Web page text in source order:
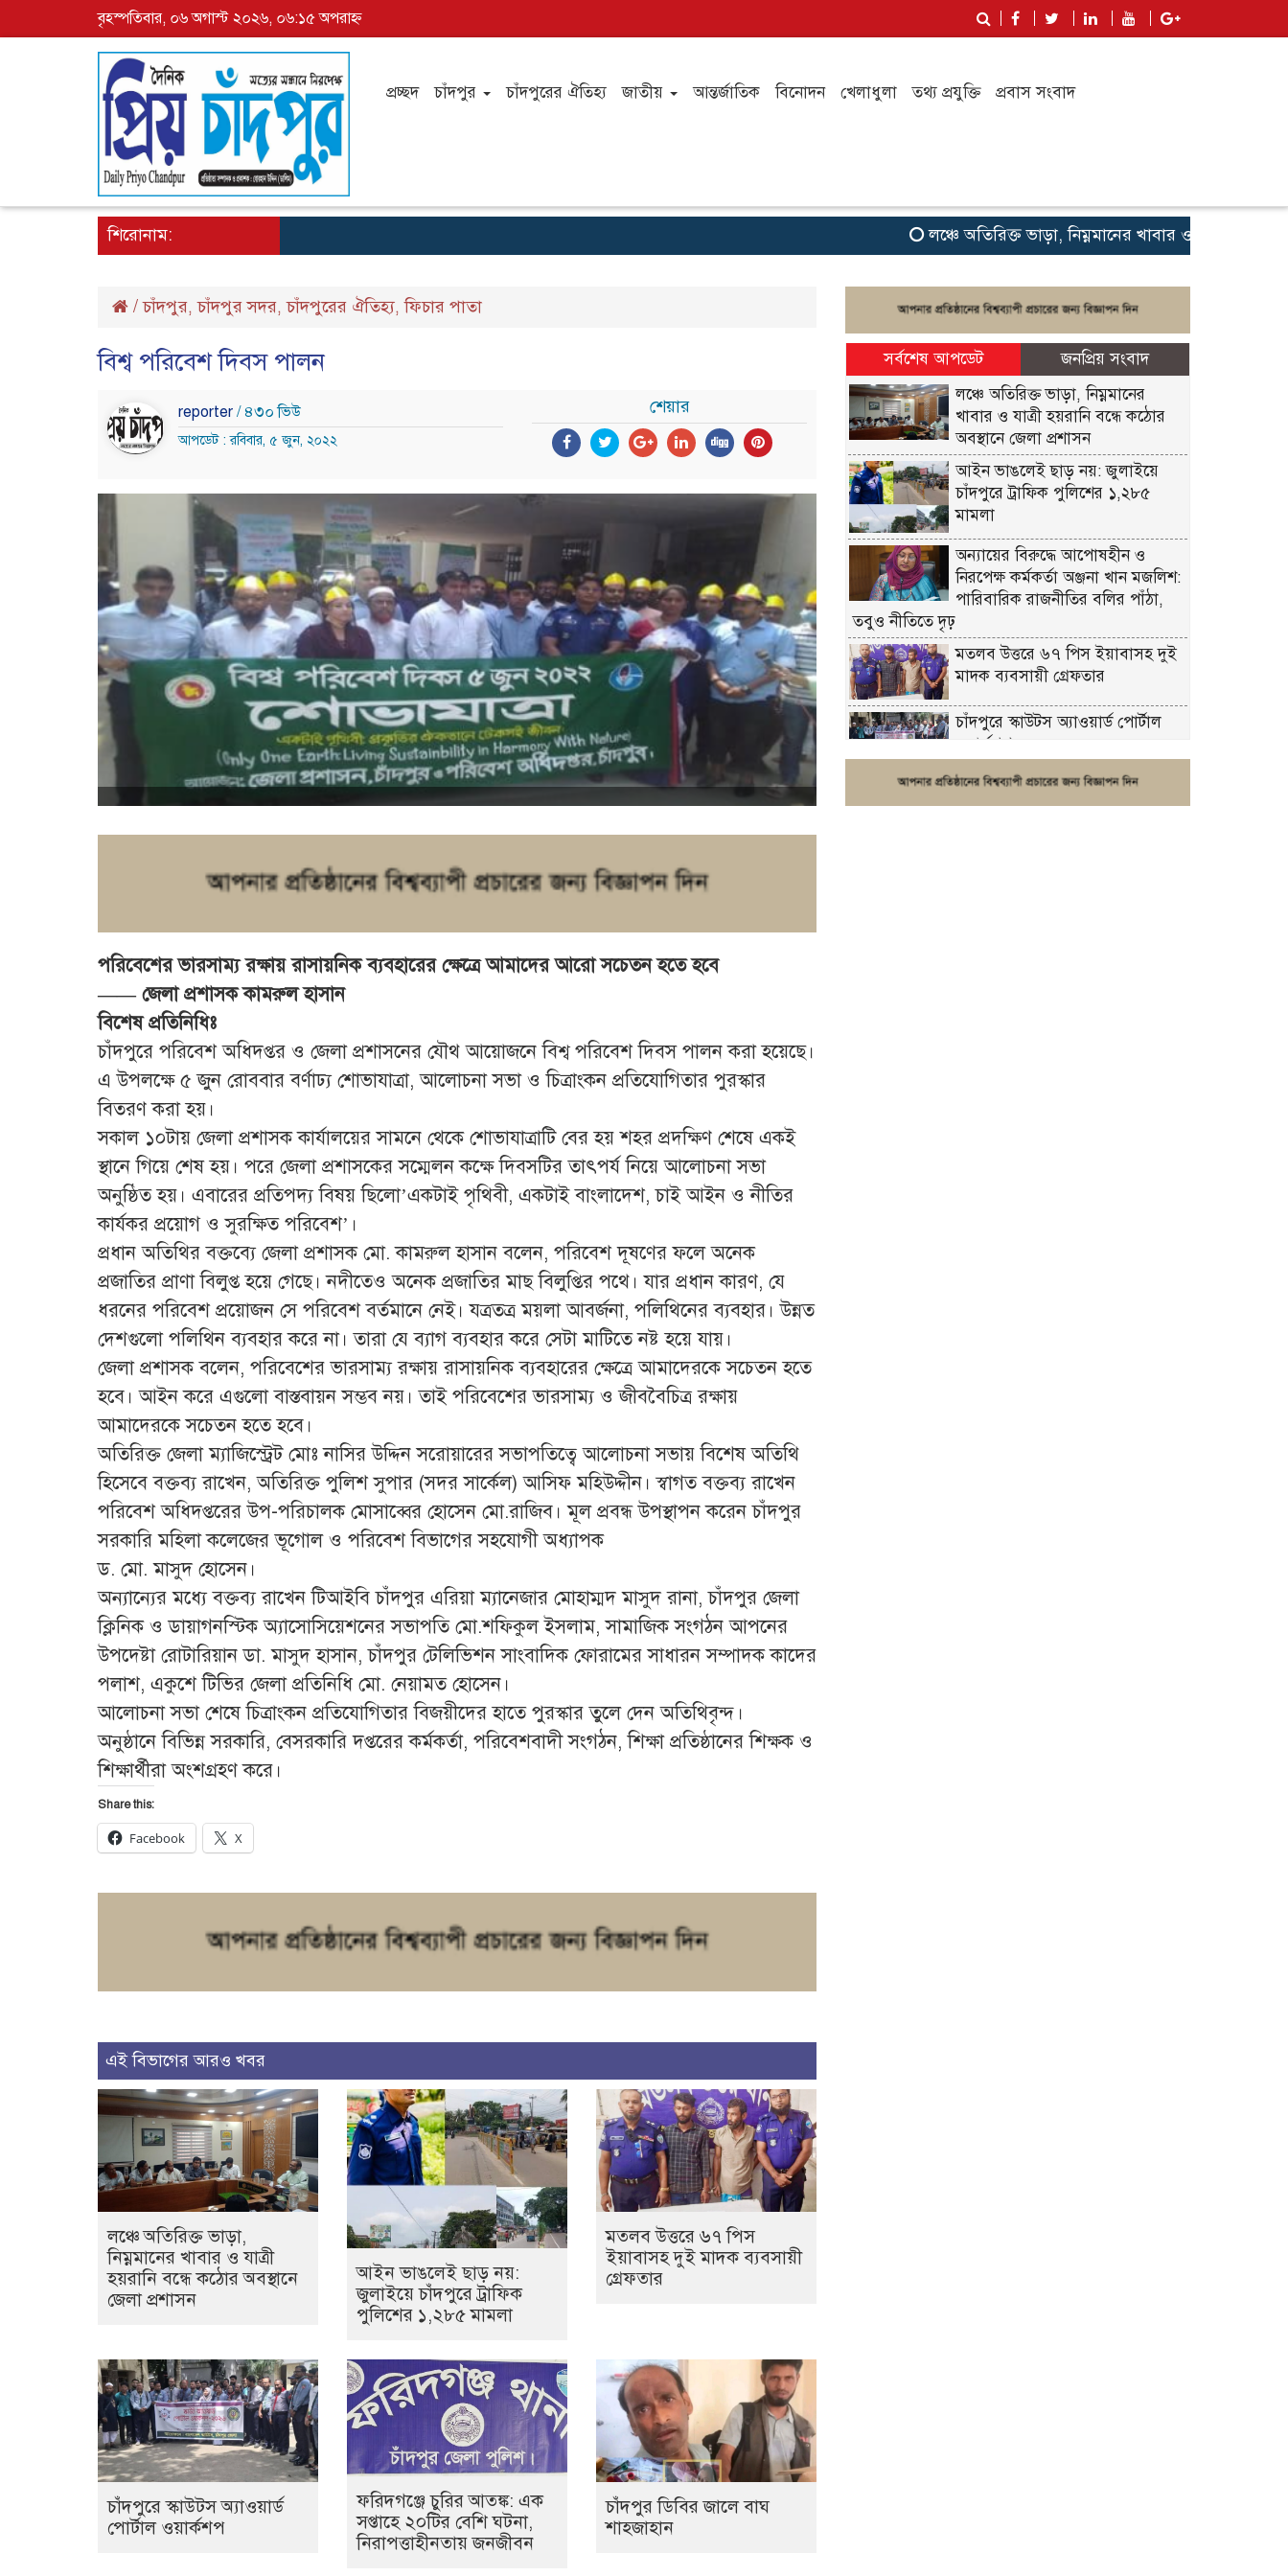
বৃহস্পতিবার, ০৬ অগাস্ট ২০২৬, ০৬:১৫ অপরাহ্ন
প্রচ্ছদ চাঁদপুর চাঁদপুরের ঐতিহ্য জাতীয় আন্তর্জাতিক বিনোদন খেলাধুলা তথ্য প্রযুক্তি প্রবাস সংবাদ
শিরোনাম: লঞ্চে অতিরিক্ত ভাড়া, নিম্নমানের খাবার ও যাত্রী হয়রানি
/চাঁদপুর,চাঁদপুর সদর,চাঁদপুরের ঐতিহ্য,ফিচার পাতা
বিশ্ব পরিবেশ দিবস পালন
reporter / ৪৩০ ভিউ
আপডেট : রবিবার, ৫ জুন, ২০২২
শেয়ার
পরিবেশের ভারসাম্য রক্ষায় রাসায়নিক ব্যবহারের ক্ষেত্রে আমাদের আরো সচেতন হতে হবে
—— জেলা প্রশাসক কামরুল হাসান
বিশেষ প্রতিনিধিঃ
চাঁদপুরে পরিবেশ অধিদপ্তর ও জেলা প্রশাসনের যৌথ আয়োজনে বিশ্ব পরিবেশ দিবস পালন করা হয়েছে।
এ উপলক্ষে ৫ জুন রোববার বর্ণাঢ্য শোভাযাত্রা, আলোচনা সভা ও চিত্রাংকন প্রতিযোগিতার পুরস্কার
বিতরণ করা হয়।
সকাল ১০টায় জেলা প্রশাসক কার্যালয়ের সামনে থেকে শোভাযাত্রাটি বের হয় শহর প্রদক্ষিণ শেষে একই
স্থানে গিয়ে শেষ হয়। পরে জেলা প্রশাসকের সম্মেলন কক্ষে দিবসটির তাৎপর্য নিয়ে আলোচনা সভা
অনুষ্ঠিত হয়। এবারের প্রতিপদ্য বিষয় ছিলো’একটাই পৃথিবী, একটাই বাংলাদেশ, চাই আইন ও নীতির
কার্যকর প্রয়োগ ও সুরক্ষিত পরিবেশ’।
প্রধান অতিথির বক্তব্যে জেলা প্রশাসক মো. কামরুল হাসান বলেন, পরিবেশ দূষণের ফলে অনেক
প্রজাতির প্রাণা বিলুপ্ত হয়ে গেছে। নদীতেও অনেক প্রজাতির মাছ বিলুপ্তির পথে। যার প্রধান কারণ, যে
ধরনের পরিবেশ প্রয়োজন সে পরিবেশ বর্তমানে নেই। যত্রতত্র ময়লা আবর্জনা, পলিথিনের ব্যবহার। উন্নত
দেশগুলো পলিথিন ব্যবহার করে না। তারা যে ব্যাগ ব্যবহার করে সেটা মাটিতে নষ্ট হয়ে যায়।
জেলা প্রশাসক বলেন, পরিবেশের ভারসাম্য রক্ষায় রাসায়নিক ব্যবহারের ক্ষেত্রে আমাদেরকে সচেতন হতে
হবে। আইন করে এগুলো বাস্তবায়ন সম্ভব নয়। তাই পরিবেশের ভারসাম্য ও জীববৈচিত্র রক্ষায়
আমাদেরকে সচেতন হতে হবে।
অতিরিক্ত জেলা ম্যাজিস্ট্রেট মোঃ নাসির উদ্দিন সরোয়ারের সভাপতিত্বে আলোচনা সভায় বিশেষ অতিথি
হিসেবে বক্তব্য রাখেন, অতিরিক্ত পুলিশ সুপার (সদর সার্কেল) আসিফ মহিউদ্দীন। স্বাগত বক্তব্য রাখেন
পরিবেশ অধিদপ্তরের উপ-পরিচালক মোসাব্বের হোসেন মো.রাজিব। মূল প্রবন্ধ উপস্থাপন করেন চাঁদপুর
সরকারি মহিলা কলেজের ভূগোল ও পরিবেশ বিভাগের সহযোগী অধ্যাপক
ড. মো. মাসুদ হোসেন।
অন্যান্যের মধ্যে বক্তব্য রাখেন টিআইবি চাঁদপুর এরিয়া ম্যানেজার মোহাম্মদ মাসুদ রানা, চাঁদপুর জেলা
ক্লিনিক ও ডায়াগনস্টিক অ্যাসোসিয়েশনের সভাপতি মো.শফিকুল ইসলাম, সামাজিক সংগঠন আপনের
উপদেষ্টা রোটারিয়ান ডা. মাসুদ হাসান, চাঁদপুর টেলিভিশন সাংবাদিক ফোরামের সাধারন সম্পাদক কাদের
পলাশ, একুশে টিভির জেলা প্রতিনিধি মো. নেয়ামত হোসেন।
আলোচনা সভা শেষে চিত্রাংকন প্রতিযোগিতার বিজয়ীদের হাতে পুরস্কার তুলে দেন অতিথিবৃন্দ।
অনুষ্ঠানে বিভিন্ন সরকারি, বেসরকারি দপ্তরের কর্মকর্তা, পরিবেশবাদী সংগঠন, শিক্ষা প্রতিষ্ঠানের শিক্ষক ও
শিক্ষার্থীরা অংশগ্রহণ করে।
Share this:
Facebook X
এই বিভাগের আরও খবর
লঞ্চে অতিরিক্ত ভাড়া,
নিম্নমানের খাবার ও যাত্রী
হয়রানি বন্ধে কঠোর অবস্থানে
জেলা প্রশাসন
আইন ভাঙলেই ছাড় নয়:
জুলাইয়ে চাঁদপুরে ট্রাফিক
পুলিশের ১,২৮৫ মামলা
মতলব উত্তরে ৬৭ পিস
ইয়াবাসহ দুই মাদক ব্যবসায়ী
গ্রেফতার
চাঁদপুরে স্কাউটস অ্যাওয়ার্ড
পোর্টাল ওয়ার্কশপ
ফরিদগঞ্জে চুরির আতঙ্ক: এক
সপ্তাহে ২০টির বেশি ঘটনা,
নিরাপত্তাহীনতায় জনজীবন
চাঁদপুর ডিবির জালে বাঘ
শাহজাহান
সর্বশেষ আপডেট
জনপ্রিয় সংবাদ
লঞ্চে অতিরিক্ত ভাড়া, নিম্নমানের
খাবার ও যাত্রী হয়রানি বন্ধে কঠোর
অবস্থানে জেলা প্রশাসন
আইন ভাঙলেই ছাড় নয়: জুলাইয়ে
চাঁদপুরে ট্রাফিক পুলিশের ১,২৮৫
মামলা
অন্যায়ের বিরুদ্ধে আপোষহীন ও
নিরপেক্ষ কর্মকর্তা অঞ্জনা খান মজলিশ:
পারিবারিক রাজনীতির বলির পাঁঠা,
তবুও নীতিতে দৃঢ়
মতলব উত্তরে ৬৭ পিস ইয়াবাসহ দুই
মাদক ব্যবসায়ী গ্রেফতার
চাঁদপুরে স্কাউটস অ্যাওয়ার্ড পোর্টাল
ওয়ার্কশপ
ফরিদগঞ্জে চুরির আতঙ্ক: এক সপ্তাহে
২০টির বেশি ঘটনা, নিরাপত্তাহীনতায়